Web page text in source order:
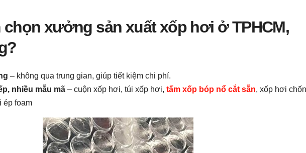
chọn xưởng sản xuất xốp hơi ở TPHCM,
– không qua trung gian, giúp tiết kiệm chi phí.
nhiều mẫu mã – cuộn xốp hơi, túi xốp hơi, tấm xốp bóp nổ cắt sẵn, xốp hơi
ép foam